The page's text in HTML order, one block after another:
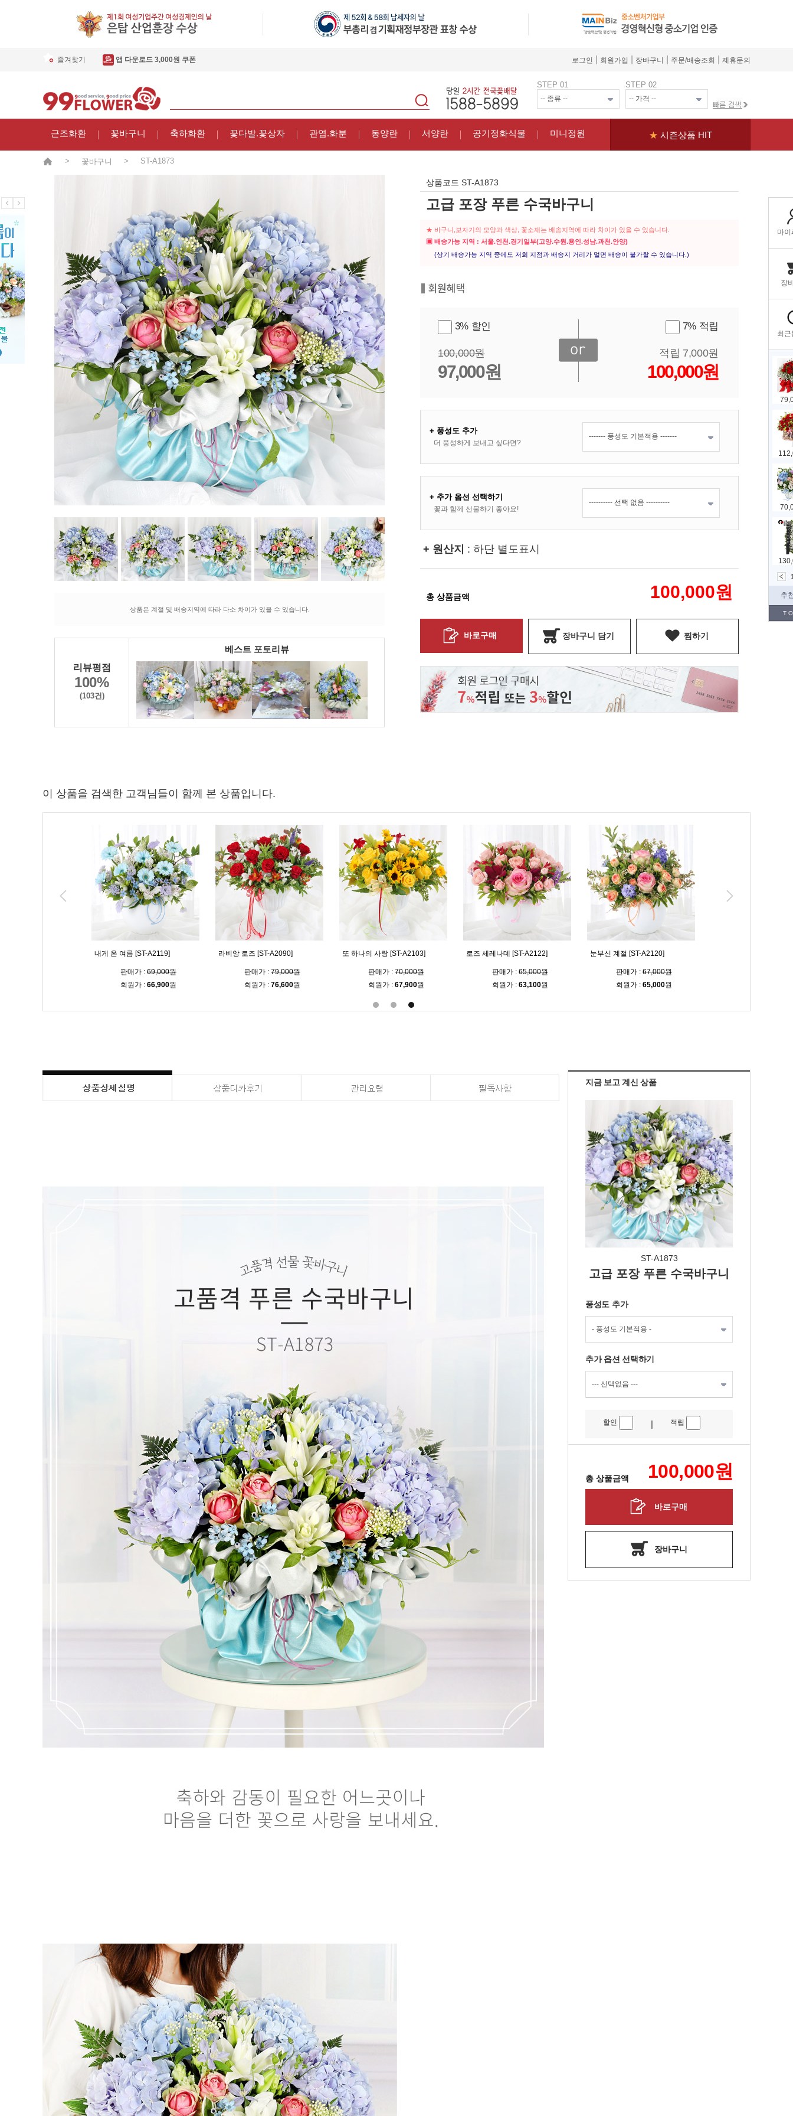
즐겨찾기 앱 다운로드 3,000원 쿠폰 로그인 회원가입 장바구니 주문/배송조회 제휴문의
STEP 01 STEP 02
근조화환 꽃바구니 축하화환 꽃다발.꽃상자 관엽.화분 동양란 서양란 공기정화식물 미니정원 ★ 시즌상품 HIT
> 꽃바구니 > ST-A1873
상품은 계절 및 배송지역에 따라 다소 차이가 있을 수 있습니다.
리뷰평점
100%
(103건)
베스트 포토리뷰
상품코드 ST-A1873
고급 포장 푸른 수국바구니
★ 바구니,보자기의 모양과 색상, 꽃소재는 배송지역에 따라 차이가 있을 수 있습니다.
▣ 배송가능 지역 : 서울.인천.경기일부(고양.수원.용인.성남.과천.안양)
(상기 배송가능 지역 중에도 저희 지점과 배송지 거리가 멀면 배송이 불가할 수 있습니다.)
3% 할인
100,000원
97,000원
7% 적립
적립 7,000원
100,000원
+ 풍성도 추가
더 풍성하게 보내고 싶다면?
+ 추가 옵션 선택하기
꽃과 함께 선물하기 좋아요!
+ 원산지 : 하단 별도표시
총 상품금액 100,000원
바로구매 장바구니 담기 찜하기
이 상품을 검색한 고객님들이 함께 본 상품입니다.
내게 온 여름 [ST-A2119]
판매가 : 69,000원
회원가 : 66,900원
라비앙 로즈 [ST-A2090]
판매가 : 79,000원
회원가 : 76,600원
또 하나의 사랑 [ST-A2103]
판매가 : 70,000원
회원가 : 67,900원
로즈 세레나데 [ST-A2122]
판매가 : 65,000원
회원가 : 63,100원
눈부신 계절 [ST-A2120]
판매가 : 67,000원
회원가 : 65,000원
지금 보고 계신 상품
ST-A1873
고급 포장 푸른 수국바구니
풍성도 추가
추가 옵션 선택하기
할인 | 적립
총 상품금액 100,000원
바로구매
장바구니